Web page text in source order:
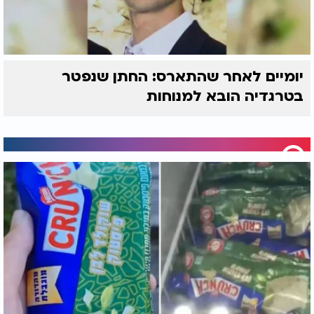
יומיים לאחר שהתארס: החתן שנפטר
בטרגדיה הובא למנוחות